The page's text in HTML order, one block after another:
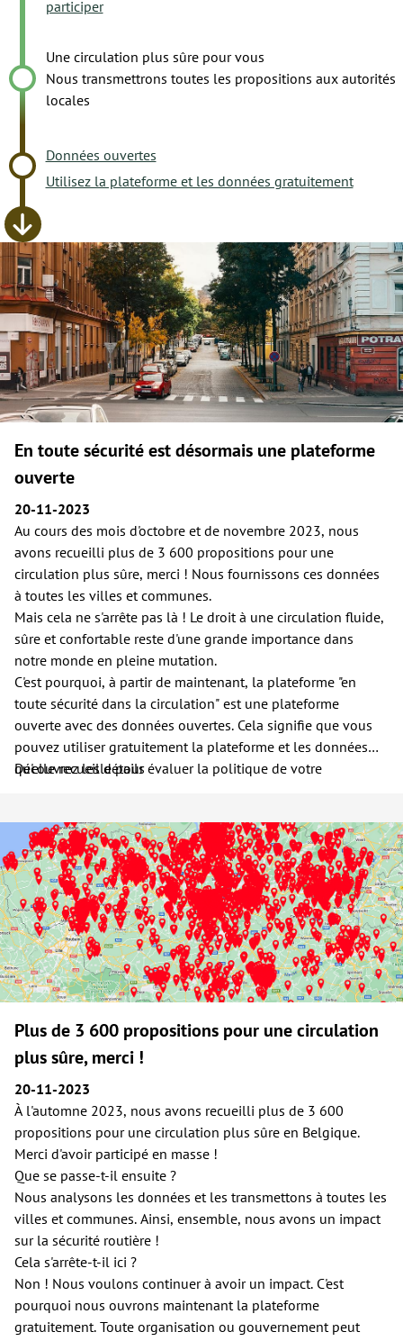
participer
Une circulation plus sûre pour vous
Nous transmettrons toutes les propositions aux autorités
locales
Données ouvertes
Utilisez la plateforme et les données gratuitement
En toute sécurité est désormais une plateforme
ouverte
20-11-2023
Au cours des mois d'octobre et de novembre 2023, nous
avons recueilli plus de 3 600 propositions pour une
circulation plus sûre, merci ! Nous fournissons ces données
à toutes les villes et communes.
Mais cela ne s'arrête pas là ! Le droit à une circulation fluide,
sûre et confortable reste d'une grande importance dans
notre monde en pleine mutation.
C'est pourquoi, à partir de maintenant, la plateforme "en
toute sécurité dans la circulation" est une plateforme
ouverte avec des données ouvertes. Cela signifie que vous
pouvez utiliser gratuitement la plateforme et les données
qu'elle recueille pour évaluer la politique de votre
Découvrez les détails
Plus de 3 600 propositions pour une circulation
plus sûre, merci !
20-11-2023
À l'automne 2023, nous avons recueilli plus de 3 600
propositions pour une circulation plus sûre en Belgique.
Merci d'avoir participé en masse !
Que se passe-t-il ensuite ?
Nous analysons les données et les transmettons à toutes les
villes et communes. Ainsi, ensemble, nous avons un impact
sur la sécurité routière !
Cela s'arrête-t-il ici ?
Non ! Nous voulons continuer à avoir un impact. C'est
pourquoi nous ouvrons maintenant la plateforme
gratuitement. Toute organisation ou gouvernement peut